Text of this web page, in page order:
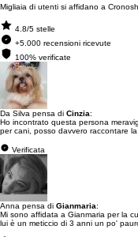
Migliaia di utenti si affidano a
4.8/5 stelle
+5.000 recensioni ricevute
100% verificate
Da Silva pensa di Cinzia:
Ho incontrato questa persona
per cani, posso davvero raccontare
Verificata
Anna pensa di Gianmaria:
Mi sono affidata a Gianmaria per la
lui è un meticcio di 3 anni un po'